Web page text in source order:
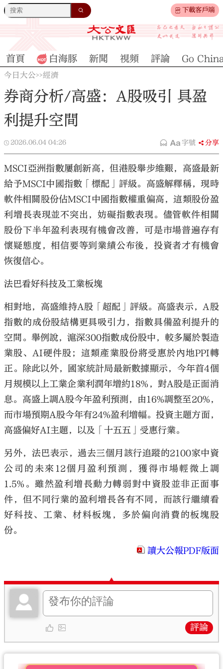
下載客戶端
大公文匯
首頁 白海豚 新聞 視頻 評論 Go
今日大公>>經濟
券商分析/高盛：A股吸引 具盈
利提升空間
2026.06.04 04:26 字號 分享
MSCI亞洲指數屢創新高，但港股舉步維艱，高盛最新
給予MSCI中國指數「標配」評級。高盛解釋稱，現時
軟件相關股份佔MSCI中國指數權重偏高，這類股份盈
利增長表現並不突出，妨礙指數表現。儘管軟件相關
股份下半年盈利表現有機會改善，可是市場普遍存有
懷疑態度，相信要等到業績公布後，投資者才有機會
恢復信心。
法巴看好科技及工業板塊
相對地，高盛維持A股「超配」評級。高盛表示，A股
指數的成份股結構更具吸引力，指數具備盈利提升的
空間。舉例說，滬深300指數成份股中，較多屬於製造
業股、AI硬件股；這類產業股份將受惠於內地PPI轉
正。除此以外，國家統計局最新數據顯示，今年首4個
月規模以上工業企業利潤年增約18%，對A股是正面消
息。高盛上調A股今年盈利預測，由16%調整至20%，
而市場預期A股今年有24%盈利增幅。投資主題方面，
高盛偏好AI主題，以及「十五五」受惠行業。
另外，法巴表示，過去三個月該行追蹤的2100家中資
公司的未來12個月盈利預測，獲得市場輕微上調
1.5%。雖然盈利增長動力轉弱對中資股並非正面事
件，但不同行業的盈利增長各有不同，而該行繼續看
好科技、工業、材料板塊，多於偏向消費的板塊股
份。
讀大公報PDF版面
評論